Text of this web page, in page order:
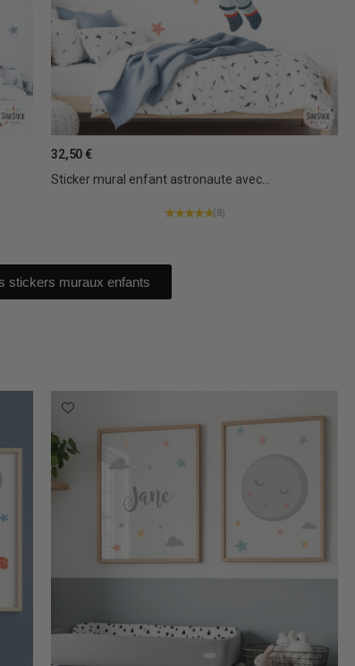
Sticker mural enfant astronaute avec...
32,50 €
(8)
stickers muraux enfants